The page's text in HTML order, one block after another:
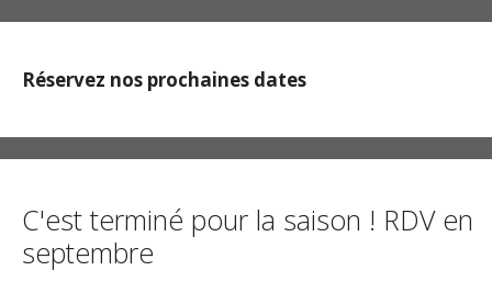
Réservez nos prochaines dates
C'est terminé pour la saison ! RDV en
septembre